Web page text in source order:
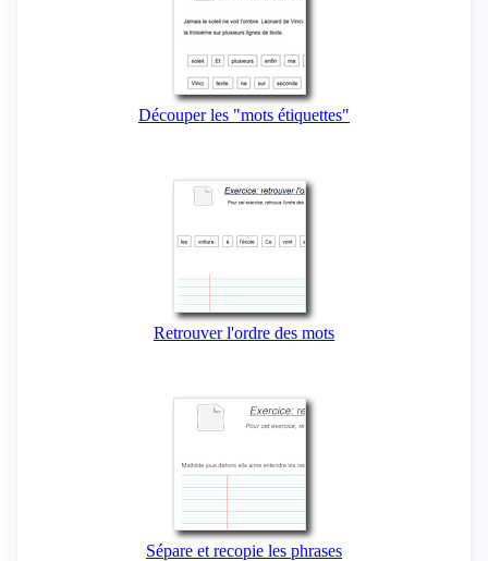
Découper les "mots étiquettes"
Retrouver l'ordre des mots
Sépare et recopie les phrases